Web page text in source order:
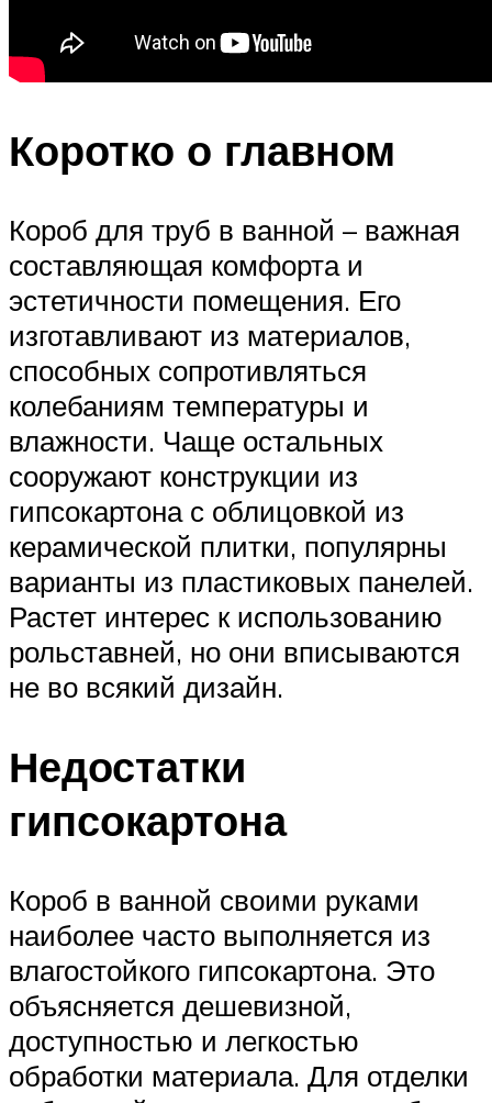
Коротко о главном
Короб для труб в ванной – важная
составляющая комфорта и
эстетичности помещения. Его
изготавливают из материалов,
способных сопротивляться
колебаниям температуры и
влажности. Чаще остальных
сооружают конструкции из
гипсокартона с облицовкой из
керамической плитки, популярны
варианты из пластиковых панелей.
Растет интерес к использованию
рольставней, но они вписываются
не во всякий дизайн.
Недостатки
гипсокартона
Короб в ванной своими руками
наиболее часто выполняется из
влагостойкого гипсокартона. Это
объясняется дешевизной,
доступностью и легкостью
обработки материала. Для отделки